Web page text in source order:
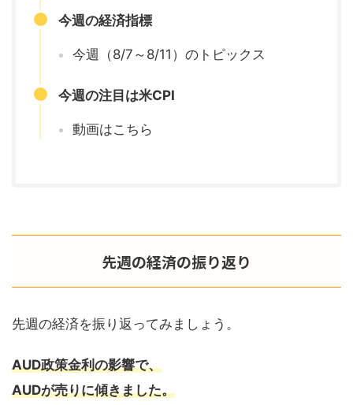
今週の経済指標
今週（8/7～8/11）のトピックス
今週の注目は米CPI
動画はこちら
先週の経済の振り返り
先週の経済を振り返ってみましょう。
AUD政策金利の影響で、
AUDが売りに傾きました。